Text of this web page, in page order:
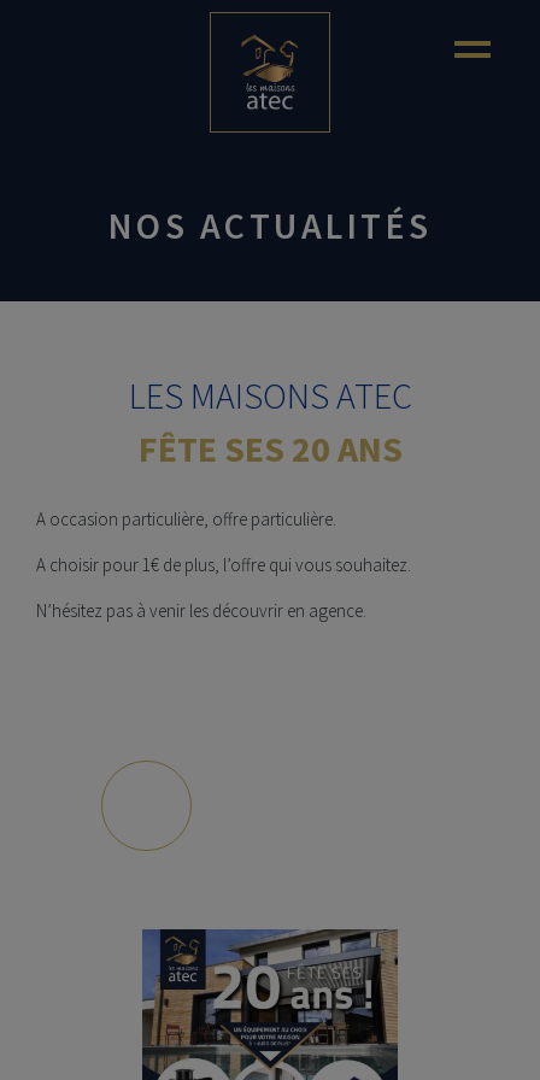
NOS ACTUALITÉS
LES MAISONS ATEC
FÊTE SES 20 ANS
A occasion particulière, offre particulière.
A choisir pour 1€ de plus, l’offre qui vous souhaitez.
N’hésitez pas à venir les découvrir en agence.